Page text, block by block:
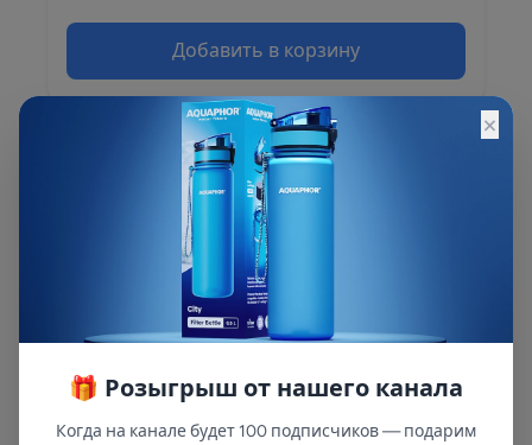
Добавить в корзину
Описание и характеристики смотрите на
×
🎁 Розыгрыш от нашего канала
Когда на канале будет 100 подписчиков — подарим